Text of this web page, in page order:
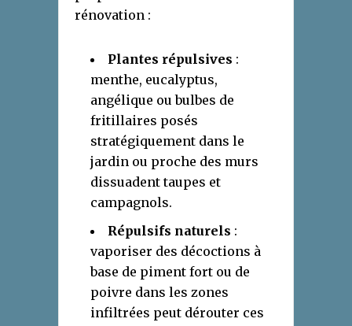
rénovation :
Plantes répulsives :
menthe, eucalyptus,
angélique ou bulbes de
fritillaires posés
stratégiquement dans le
jardin ou proche des murs
dissuadent taupes et
campagnols.
Répulsifs naturels :
vaporiser des décoctions à
base de piment fort ou de
poivre dans les zones
infiltrées peut dérouter ces